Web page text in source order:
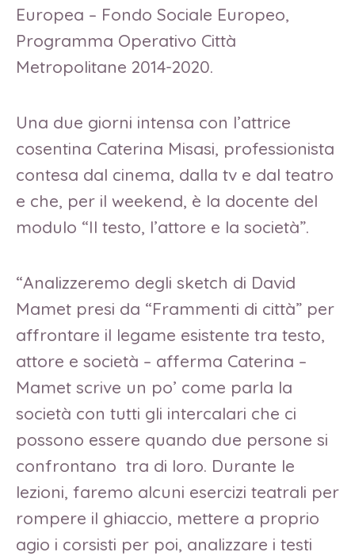
Europea – Fondo Sociale Europeo,
Programma Operativo Città
Metropolitane 2014-2020.
Una due giorni intensa con l’attrice
cosentina Caterina Misasi, professionista
contesa dal cinema, dalla tv e dal teatro
e che, per il weekend, è la docente del
modulo “Il testo, l’attore e la società”.
“Analizzeremo degli sketch di David
Mamet presi da “Frammenti di città” per
affrontare il legame esistente tra testo,
attore e società – afferma Caterina –
Mamet scrive un po’ come parla la
società con tutti gli intercalari che ci
possono essere quando due persone si
confrontano tra di loro. Durante le
lezioni, faremo alcuni esercizi teatrali per
rompere il ghiaccio, mettere a proprio
agio i corsisti per poi, analizzare i testi